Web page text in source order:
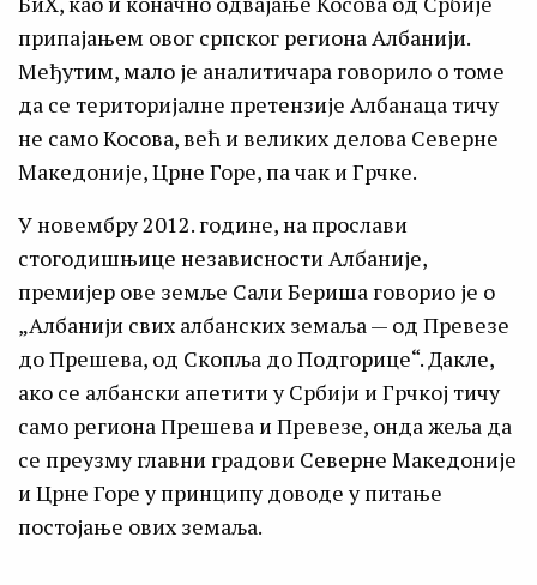
припајањем овог српског региона Албанији.
Међутим, мало је аналитичара говорило о томе
да се територијалне претензије Албанаца тичу
не само Косова, већ и великих делова Северне
Македоније, Црне Горе, па чак и Грчке.
У новембру 2012. године, на прослави
стогодишњице независности Албаније,
премијер ове земље Сали Бериша говорио је о
„Албанији свих албанских земаља — од Превезе
до Прешева, од Скопља до Подгорице“. Дакле,
ако се албански апетити у Србији и Грчкој тичу
само региона Прешева и Превезе, онда жеља да
се преузму главни градови Северне Македоније
и Црне Горе у принципу доводе у питање
постојање ових земаља.